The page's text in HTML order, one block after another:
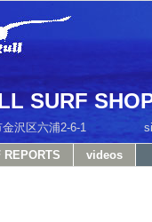
SURF
浜市金沢区六浦
REPORTS videos